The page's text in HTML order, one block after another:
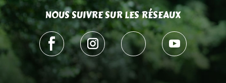
NOUS SUIVRE SUR LES RÉSEAUX